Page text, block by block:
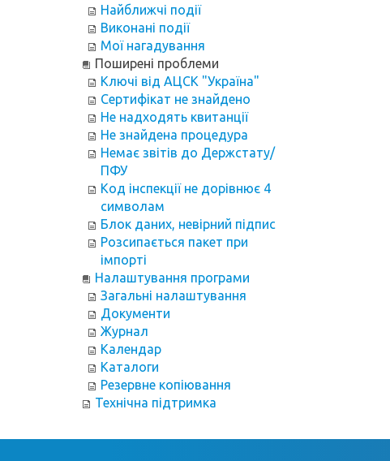
Найближчі події
Виконані події
Мої нагадування
Поширені проблеми
Ключі від АЦСК "Україна"
Сертифікат не знайдено
Не надходять квитанції
Не знайдена процедура
Немає звітів до Держстату/
ПФУ
Код інспекції не дорівнює 4
символам
Блок даних, невірний підпис
Розсипається пакет при
імпорті
Налаштування програми
Загальні налаштування
Документи
Журнал
Календар
Каталоги
Резервне копіювання
Технічна підтримка